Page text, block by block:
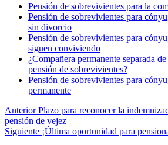
Pensión de sobrevivientes para la
Pensión de sobrevivientes para
sin divorcio
Pensión de sobrevivientes para
siguen conviviendo
¿Compañera permanente separada
pensión de sobrevivientes?
Pensión de sobrevivientes para
permanente
Anterior Plazo para reconocer la
pensión de vejez
Siguiente ¡Última oportunidad para